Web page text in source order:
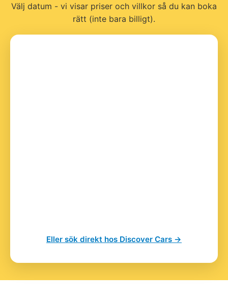
Välj datum - vi visar priser och villkor så du kan boka
rätt (inte bara billigt).
Eller sök direkt hos Discover Cars →